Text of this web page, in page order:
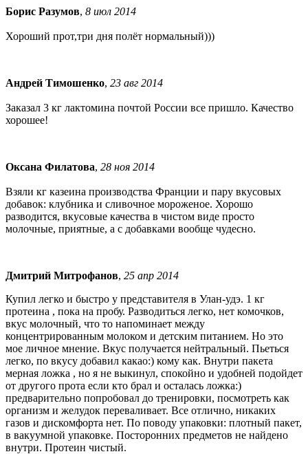
Борис Разумов, 8 июл 2014
Хороший прот,три дня полёт нормальный)))
Андрей Тимошенко, 23 авг 2014
Заказал 3 кг лактомина почтой России все пришло. Качество
хорошее!
Оксана Филатова, 28 ноя 2014
Взяли кг казеина производства Франции и пару вкусовых
добавок: клубника и сливочное мороженое. Хорошо
разводится, вкусовые качества в чистом виде просто
молочные, приятные, а с добавками вообще чудесно.
Дмитрий Митрофанов, 25 апр 2014
Купил легко и быстро у представителя в Улан-удэ. 1 кг
протеина , пока на пробу. Разводиться легко, нет комочков,
вкус молочный, что то напоминает между
концентрированным молоком и детским питанием. Но это
мое личное мнение. Вкус получается нейтральный. Пьеться
легко, по вкусу добавил какао:) кому как. Внутри пакета
мерная ложка , но я не выкинул, спокойно и удобней подойдет
от другого прота если кто брал и осталась ложка:)
предварительно попробовал до тренировки, посмотреть как
организм и желудок переваливает. Все отлично, никаких
газов и дискомфорта нет. По поводу упаковки: плотный пакет,
в вакуумной упаковке. Посторонних предметов не найдено
внутри. Протеин чистый.